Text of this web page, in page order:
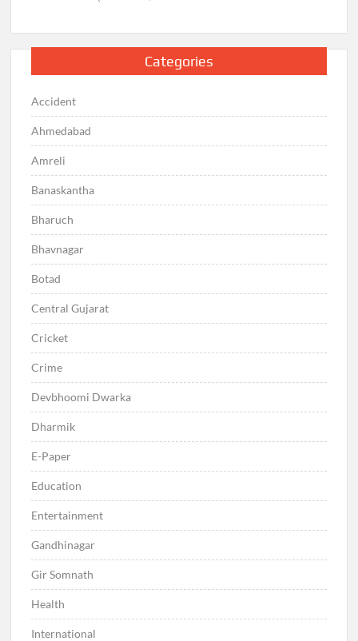
Categories
Accident
Ahmedabad
Amreli
Banaskantha
Bharuch
Bhavnagar
Botad
Central Gujarat
Cricket
Crime
Devbhoomi Dwarka
Dharmik
E-Paper
Education
Entertainment
Gandhinagar
Gir Somnath
Health
International